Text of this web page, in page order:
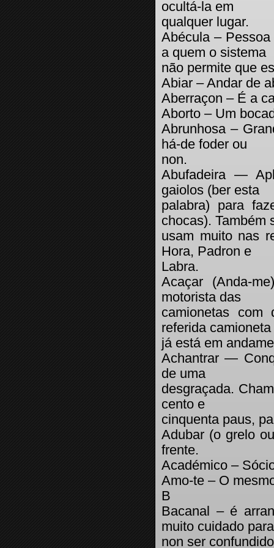
ocultá-la em
qualquer lugar.
Abécula –
a quem o sistema
não permite que
Abiar – Andar de
Aberraçon – É a
Aborto – Um
Abrunhosa –
há-de foder ou
non.
Abufadeira —
gaiolos (ber esta
palabra) para
chocas). Também
usam muito nas
Hora, Padron e
Labra.
Acaçar (Anda-
motorista das
camionetas
referida camioneta
já está em
Achantrar —
de uma
desgraçada.
cento e
cinquenta paus,
Adubar (o grelo
frente.
Académico –
Amo-te – O
B
Bacanal – é
muito cuidado para
non ser